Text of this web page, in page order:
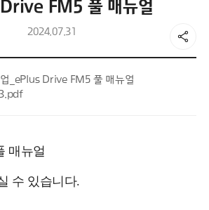
FM5 풀 매뉴얼
2024.07.31
_ePlus Drive FM5 풀 매뉴얼
매뉴얼
수 있습니다.